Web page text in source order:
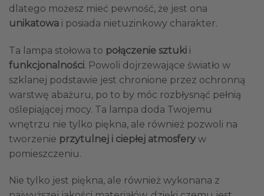
dlatego możesz mieć pewność, że jest ona
unikatowa i posiada nietuzinkowy charakter.
Ta lampa stołowa to połączenie sztuki i
funkcjonalności. Powoli dojrzewające światło w
szklanej podstawie jest chronione przez ochronną
warstwę abażuru, po to by móc rozbłysnąć pełnią
oślepiającej mocy. Ta lampa doda Twojemu
wnętrzu nie tylko piękna, ale również pozwoli na
tworzenie przytulnej i ciepłej atmosfery w
pomieszczeniu.
Nie tylko jest piękna, ale również wykonana z